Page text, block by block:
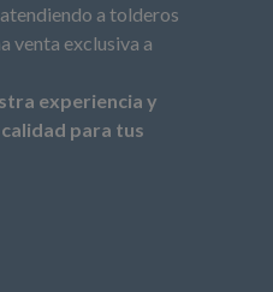
a tolderos
venta exclusiva a
experiencia y
para tus